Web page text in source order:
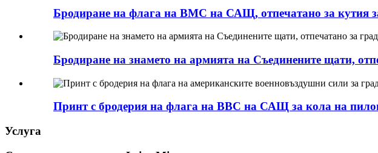
Бродиране на флага на ВМС на САЩ, отпечатано за кутия
Бродиране на знамето на армията на Съединените щати,
Принт с бродерия на флага на ВВС на САЩ за кола на
Услуга